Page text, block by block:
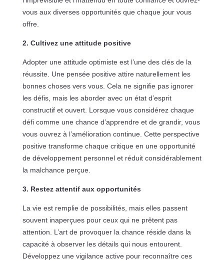
vous aux diverses opportunités que chaque jour vous
offre.
2. Cultivez une attitude positive
Adopter une attitude optimiste est l’une des clés de la
réussite. Une pensée positive attire naturellement les
bonnes choses vers vous. Cela ne signifie pas ignorer
les défis, mais les aborder avec un état d’esprit
constructif et ouvert. Lorsque vous considérez chaque
défi comme une chance d’apprendre et de grandir, vous
vous ouvrez à l’amélioration continue. Cette perspective
positive transforme chaque critique en une opportunité
de développement personnel et réduit considérablement
la malchance perçue.
3. Restez attentif aux opportunités
La vie est remplie de possibilités, mais elles passent
souvent inaperçues pour ceux qui ne prêtent pas
attention. L’art de provoquer la chance réside dans la
capacité à observer les détails qui nous entourent.
Développez une vigilance active pour reconnaître ces